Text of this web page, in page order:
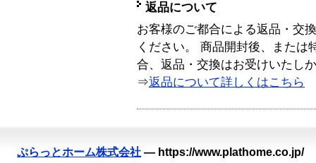
返品について
お客様のご都合による返品・交
ください。 商品開封後、または
合、返品・交換はお受けいたし
⇒返品について詳しくはこちら
ぷらっとホーム株式会社 — https://www.plathome.co.jp/